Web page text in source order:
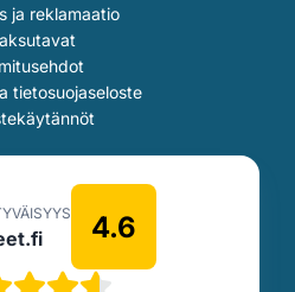
ja reklamaatio
tietosuojaseloste
4.6